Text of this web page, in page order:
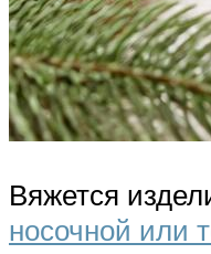
Вяжется
носочной или